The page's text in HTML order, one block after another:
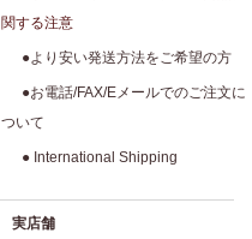
関する注意
●より安い発送方法をご希望の方
●お電話/FAX/Eメールでのご注文に
ついて
● International Shipping
実店舗